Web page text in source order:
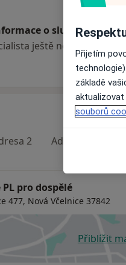
o službách a
ještě nepřidával
2 Adresa 3
pro dospělé
477, Nová Včelnice 37842
Přiblížitse
Přijetím
základě
aktualizovat
souborů